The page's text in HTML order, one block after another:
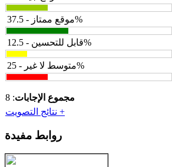
موقع ممتاز - 37.5%
قابل للتحسين - 12.5%
متوسط لا غير - 25%
مجموع الإجابات: 8
نتائج التصويت +
روابط مفيدة